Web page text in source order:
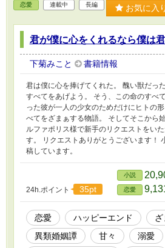
恋愛 連載中 長編 お気に入
君が僕に心をくれるなら僕は
下菊みこと 書籍情報
君は僕に心を捧げてくれた。 醜い獣だっ
すべてをあげよう。 そう、この命のすべ
った彼が一人の少女のためだけにヒトの
べてをざまぁする物語。 そしてそこから
ルファポリス様で新手のリクエストをい
す。 リクエストありがとうございます！
稿しています。
24h.ポイント 35pt
小説
恋愛
恋愛 ハッピーエンド
ざ
異類婚姻譚
甘々
溺愛